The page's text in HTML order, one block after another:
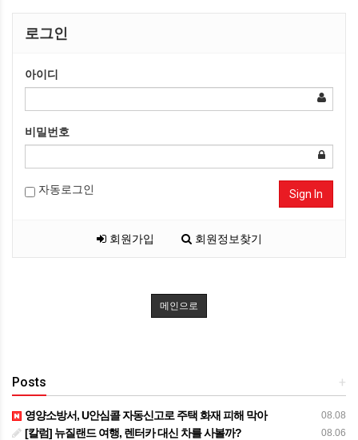
로그인
아이디
비밀번호
자동로그인 Sign In
회원가입 회원정보찾기
메인으로
+
Posts
08.08
영양소방서, U안심콜 자동신고로 주택 화재 피해 막아
08.06
[칼럼] 뉴질랜드 여행, 렌터카 대신 차를 사볼까?